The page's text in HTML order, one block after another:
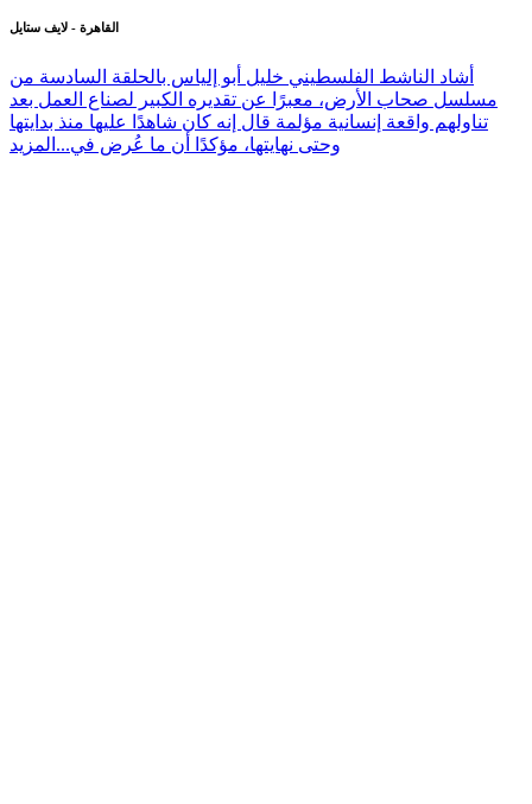
القاهرة - لايف ستايل
أشاد الناشط الفلسطيني خليل أبو إلياس بالحلقة السادسة من
مسلسل صحاب الأرض، معبرًا عن تقديره الكبير لصناع العمل بعد
تناولهم واقعة إنسانية مؤلمة قال إنه كان شاهدًا عليها منذ بدايتها
وحتى نهايتها، مؤكدًا أن ما عُرض في... المزيد